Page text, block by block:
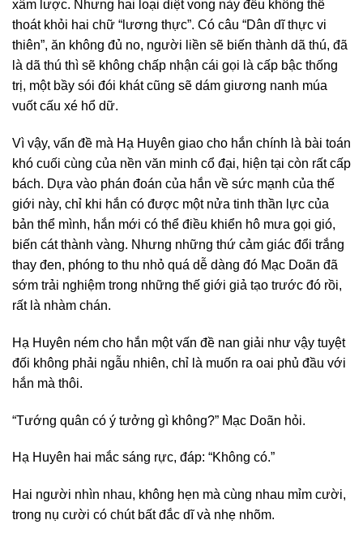
xâm lược. Nhưng hai loại diệt vong này đều không thể
thoát khỏi hai chữ “lương thực”. Có câu “Dân dĩ thực vi
thiên”, ăn không đủ no, người liền sẽ biến thành dã thú, đã
là dã thú thì sẽ không chấp nhận cái gọi là cấp bậc thống
trị, một bầy sói đói khát cũng sẽ dám giương nanh múa
vuốt cấu xé hổ dữ.
Vì vậy, vấn đề mà Hạ Huyên giao cho hắn chính là bài toán
khó cuối cùng của nền văn minh cổ đại, hiện tại còn rất cấp
bách. Dựa vào phán đoán của hắn về sức mạnh của thế
giới này, chỉ khi hắn có được một nửa tinh thần lực của
bản thể mình, hắn mới có thể điều khiển hô mưa gọi gió,
biến cát thành vàng. Nhưng những thứ cảm giác đổi trắng
thay đen, phóng to thu nhỏ quá dễ dàng đó Mạc Doãn đã
sớm trải nghiệm trong những thế giới giả tạo trước đó rồi,
rất là nhàm chán.
Hạ Huyên ném cho hắn một vấn đề nan giải như vậy tuyệt
đối không phải ngẫu nhiên, chỉ là muốn ra oai phủ đầu với
hắn mà thôi.
“Tướng quân có ý tưởng gì không?” Mạc Doãn hỏi.
Hạ Huyên hai mắc sáng rực, đáp: “Không có.”
Hai người nhìn nhau, không hẹn mà cùng nhau mỉm cười,
trong nụ cười có chút bất đắc dĩ và nhẹ nhõm.